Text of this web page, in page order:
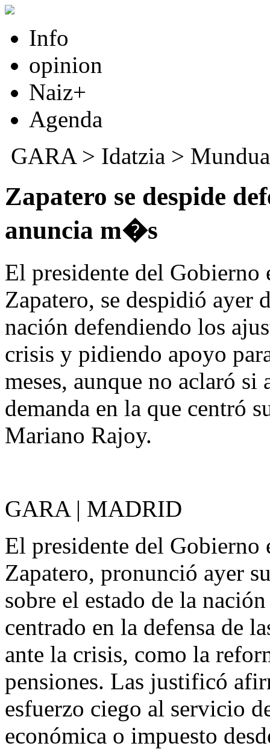
Info
opinion
Naiz+
Agenda
GARA> Idatzia > Mundua
Zapatero se despide
anuncia m�s
El presidente del Gobierno
Zapatero, se despidió ayer
nación defendiendo los
crisis y pidiendo apoyo
meses, aunque no aclaró si
demanda en la que centró
Mariano Rajoy.
GARA | MADRID
El presidente del Gobierno
Zapatero, pronunció ayer
sobre el estado de la
centrado en la defensa de
ante la crisis, como la
pensiones. Las justificó
esfuerzo ciego al servicio
económica o impuesto